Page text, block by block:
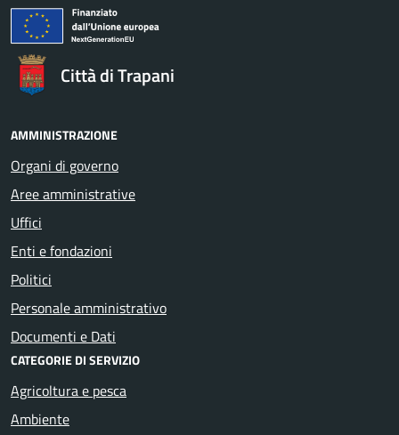
Città di Trapani
AMMINISTRAZIONE
Organi di governo
Aree amministrative
Uffici
Enti e fondazioni
Politici
Personale amministrativo
Documenti e Dati
CATEGORIE DI SERVIZIO
Agricoltura e pesca
Ambiente